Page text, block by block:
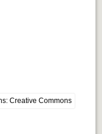
Creative Commons